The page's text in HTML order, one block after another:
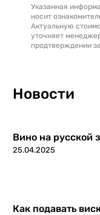
Указанная
носит
Актуальную
уточняет
продтверждении
Новости
Вино на русской
25.04.2025
Как подавать